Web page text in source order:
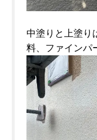
中塗りと上塗り
料、ファインパ